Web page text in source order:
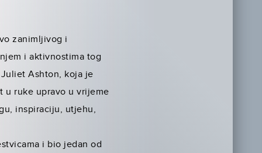
zanimljivog i
i aktivnostima tog
Ashton, koja je
u ruke upravo u vrijeme
inspiraciju, utjehu,
i bio jedan od